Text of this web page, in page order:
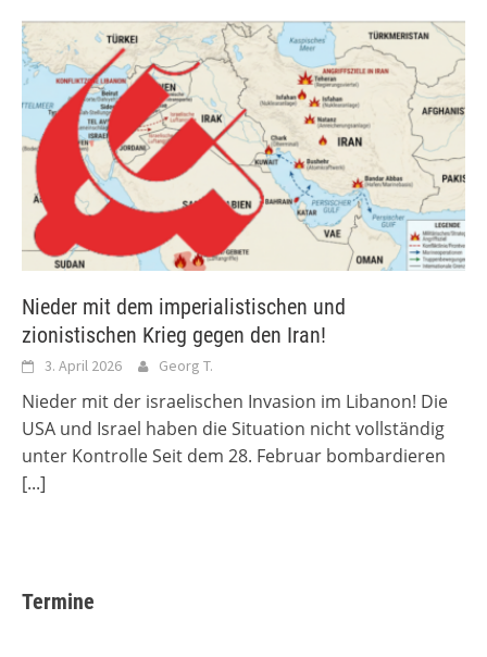
Nieder mit dem imperialistischen und
zionistischen Krieg gegen den Iran!
3. April 2026 Georg T.
Nieder mit der israelischen Invasion im Libanon! Die
USA und Israel haben die Situation nicht vollständig
unter Kontrolle Seit dem 28. Februar bombardieren
[...]
Termine